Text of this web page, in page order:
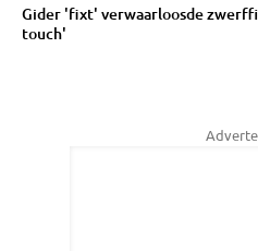
Gider 'fixt' verwaarloosde
touch'